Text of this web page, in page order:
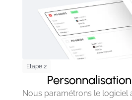
Etape 2
Nous paramétrons le logiciel